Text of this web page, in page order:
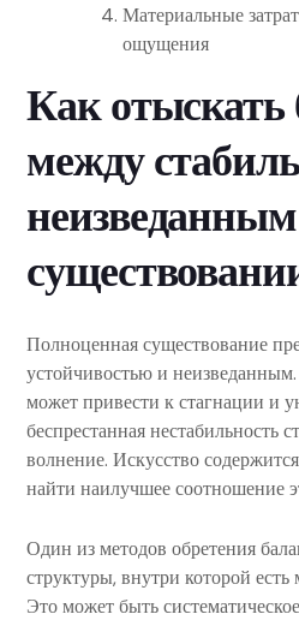
Материальные
ощущения
Как отыскать
между
Полноценная существование
устойчивостью и
может привести к стагнации и
беспрестанная нестабильность
волнение. Искусство
найти наилучшее соотношение
Один из методов обретения
структуры, внутри которой есть
Это может быть